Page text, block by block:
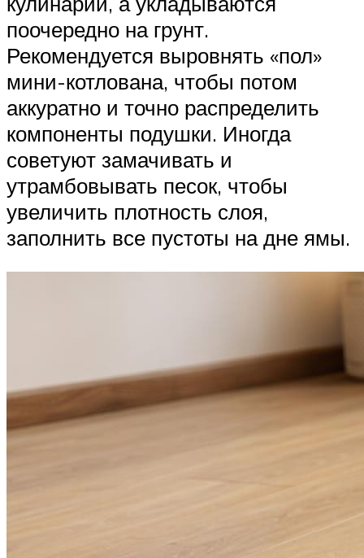
поочередно на грунт.
Рекомендуется выровнять «пол»
мини-котлована, чтобы потом
аккуратно и точно распределить
компоненты подушки. Иногда
советуют замачивать и
утрамбовывать песок, чтобы
увеличить плотность слоя,
заполнить все пустоты на дне ямы.